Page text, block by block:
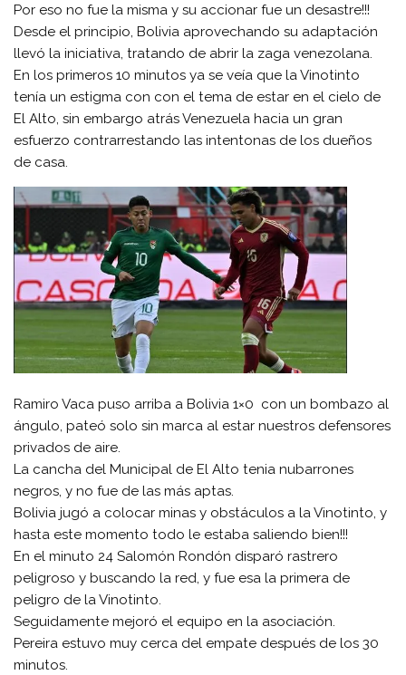
Por eso no fue la misma y su accionar fue un desastre!!!
Desde el principio, Bolivia aprovechando su adaptación
llevó la iniciativa, tratando de abrir la zaga venezolana.
En los primeros 10 minutos ya se veía que la Vinotinto
tenía un estigma con con el tema de estar en el cielo de
El Alto, sin embargo atrás Venezuela hacia un gran
esfuerzo contrarrestando las intentonas de los dueños
de casa.
Ramiro Vaca puso arriba a Bolivia 1×0 con un bombazo al
ángulo, pateó solo sin marca al estar nuestros defensores
privados de aire.
La cancha del Municipal de El Alto tenia nubarrones
negros, y no fue de las más aptas.
Bolivia jugó a colocar minas y obstáculos a la Vinotinto, y
hasta este momento todo le estaba saliendo bien!!!
En el minuto 24 Salomón Rondón disparó rastrero
peligroso y buscando la red, y fue esa la primera de
peligro de la Vinotinto.
Seguidamente mejoró el equipo en la asociación.
Pereira estuvo muy cerca del empate después de los 30
minutos.